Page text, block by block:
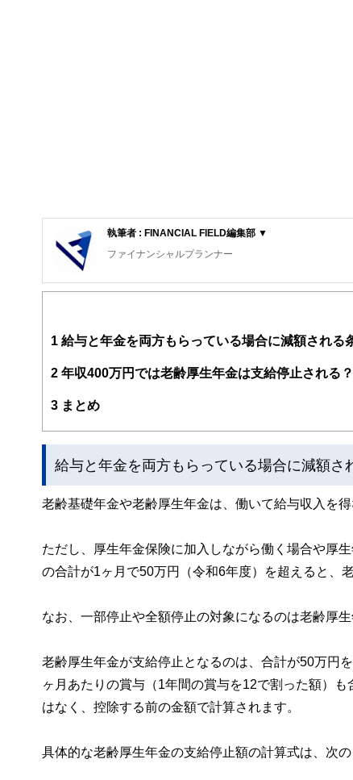
執筆者 : FINANCIAL FIELD編集部 ▼
ファイナンシャルプランナー
FinancialField編集部は、金融、経済に関する記事を、
案から記事掲載まですべての工程に関わることで、読者
FinancialFieldの特徴は、ファイナンシャルプランナー
ー、公認会計士、社会保険労務士、行政書士、投資ア
私たちは、快適でより良い生活のアイデアを提供するお
1 給与と年金を両方もらっている場合に減額される
2 年収400万円では老齢厚生年金は支給停止される？
3 まとめ
給与と年金を両方もらっている場合に減額さ
老齢基礎年金や老齢厚生年金は、働いて給与収入を得
ただし、厚生年金保険に加入しながら働く場合や厚
の合計が1ヶ月で50万円（令和6年度）を超えると、
なお、一部停止や全額停止の対象になるのは老齢厚
老齢厚生年金が支給停止となるのは、合計が50万円
ヶ月あたりの賞与（1年間の賞与を12で割った額）
はなく、控除する前の金額で計算されます。
具体的な老齢厚生年金の支給停止額の計算式は、次の